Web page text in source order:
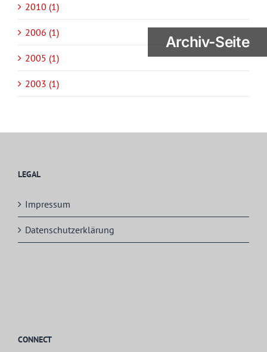
2010 (1)
2006 (1)
2005 (1)
2003 (1)
LEGAL
Impressum
Datenschutzerklärung
CONNECT
Archiv-Seite